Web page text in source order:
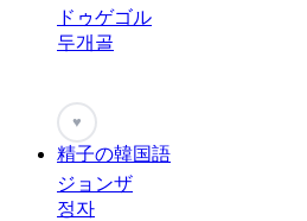
ドゥゲゴル
두개골
♥
精子の韓国語
ジョンザ
정자